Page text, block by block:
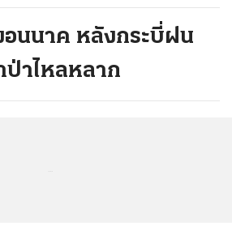
อนนาค หลังกระบี่ฝน
าไหลหลาก